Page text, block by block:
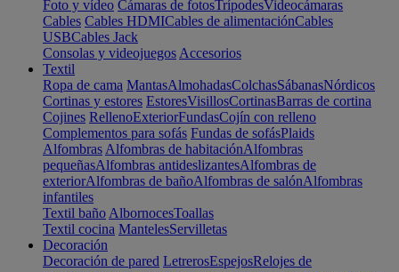
Foto y vídeo Cámaras de fotosTrípodesVideocámaras
Cables Cables HDMICables de alimentaciónCables
USBCables Jack
Consolas y videojuegos Accesorios
Textil
Ropa de cama MantasAlmohadasColchasSábanasNórdicos
Cortinas y estores EstoresVisillosCortinasBarras de cortina
Cojines RellenoExteriorFundasCojín con relleno
Complementos para sofás Fundas de sofásPlaids
Alfombras Alfombras de habitaciónAlfombras
pequeñasAlfombras antideslizantesAlfombras de
exteriorAlfombras de bañoAlfombras de salónAlfombras
infantiles
Textil baño AlbornocesToallas
Textil cocina MantelesServilletas
Decoración
Decoración de pared LetrerosEspejosRelojes de